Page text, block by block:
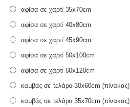
αφίσα σε χαρτί 35x70cm
αφίσα σε χαρτί 40x80cm
αφίσα σε χαρτί 45x90cm
αφίσα σε χαρτί 50x100cm
αφίσα σε χαρτί 60x120cm
καμβάς σε τελάρο 30x60cm (πίνακας)
καμβάς σε τελάρο 35x70cm (πίνακας)